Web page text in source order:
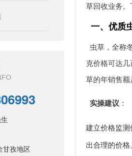
甘孜地区
草回收业务
一、优质
虫草，全称
克价格可达
草的年销售
实操建议 ：
建立价格监
出合理的价格